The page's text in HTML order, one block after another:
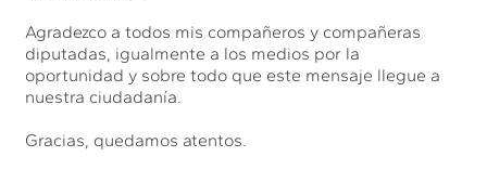
Agradezco a todos mis compañeros y compañeras
diputadas, igualmente a los medios por la
oportunidad y sobre todo que este mensaje llegue a
nuestra ciudadanía.
Gracias, quedamos atentos.